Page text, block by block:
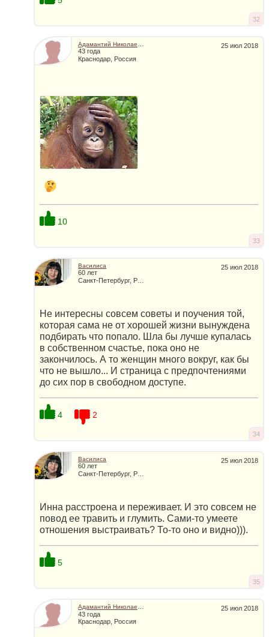
32
25 июл 2018
43 года
Краснодар, Россия
10
33
25 июл 2018
Василиса
60 лет
Не интересны совсем советы и поучения той,
которая сама не от хорошей жизни вынуждена
подбирать что попало. Шла бы лучше купалась
в собственном счастье, пока оно не
закончилось. А то женщин много вокруг, как бы
что не вышло... И страница с предпочтениями
до сих пор в свободном доступе.
4 2
34
25 июл 2018
Василиса
60 лет
Инна расстроена и переживает. И это совсем не
повод ее травить и глумить. Сами-то умеете
отношения выстраивать? То-то оно и видно))).
5
35
25 июл 2018
43 года
Краснодар, Россия